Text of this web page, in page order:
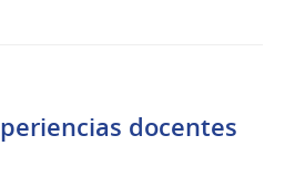
docentes